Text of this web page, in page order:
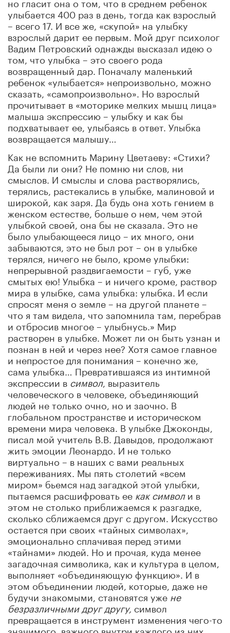
улыбается 400 раз в день, тогда как взрослый
– всего 17. И все же, «скупой» на улыбку
взрослый дарит ее первым. Мой друг психолог
Вадим Петровский однажды высказал идею о
том, что улыбка – это своего рода
возвращенный дар. Поначалу маленький
ребенок «улыбается» непроизвольно, можно
сказать, «самопроизвольно». Но взрослый
прочитывает в «моторике мелких мышц лица»
малыша экспрессию – улыбку и как бы
подхватывает ее, улыбаясь в ответ. Улыбка
возвращается малышу…
Как не вспомнить Марину Цветаеву: «Стихи?
Да были ли они? Не помню ни слов, ни
смыслов. И смыслы и слова растворялись,
терялись, растекались в улыбке, малиновой и
широкой, как заря. Да будь она хоть гением в
женском естестве, больше о нем, чем этой
улыбкой своей, она бы не сказала. Это не
было улыбающееся лицо – их много, они
забываются, это не был рот – он в улыбке
терялся, ничего не было, кроме улыбки:
непрерывной раздвигаемости – губ, уже
смытых ею! Улыбка – и ничего кроме, раствор
мира в улыбке, сама улыбка: улыбка. И если
спросят меня о земле – на другой планете –
что я там видела, что запомнила там, перебрав
и отбросив многое – улыбнусь.» Мир
растворен в улыбке. Может ли он быть узнан и
познан в ней и через нее? Хотя самое главное
и непростое для понимания – конечно же,
сама улыбка… Превратившаяся из интимной
экспрессии в символ, выразитель
человеческого в человеке, объединяющий
людей не только очно, но и заочно. В
глобальном пространстве и историческом
времени мира человека. В улыбке Джоконды,
писал мой учитель В.В. Давыдов, продолжают
жить эмоции Леонардо. И не только
виртуально – в наших с вами реальных
переживаниях. Мы пять столетий «всем
миром» бьемся над загадкой этой улыбки,
пытаемся расшифровать ее как символи в
этом не столько приближаемся к разгадке,
сколько сближаемся друг с другом. Искусство
остается при своих «тайных символах»,
эмоционально сплачивая перед этими
«тайнами» людей. Но и прочая, куда менее
загадочная символика, как и культура в целом,
выполняет «объединяющую функцию». И в
этом объединении людей, которые, даже не
будучи знакомыми, становятся уже не
безразличными друг другу, символ
превращается в инструмент изменения чего-то
значимого, важного внутри каждого из них.